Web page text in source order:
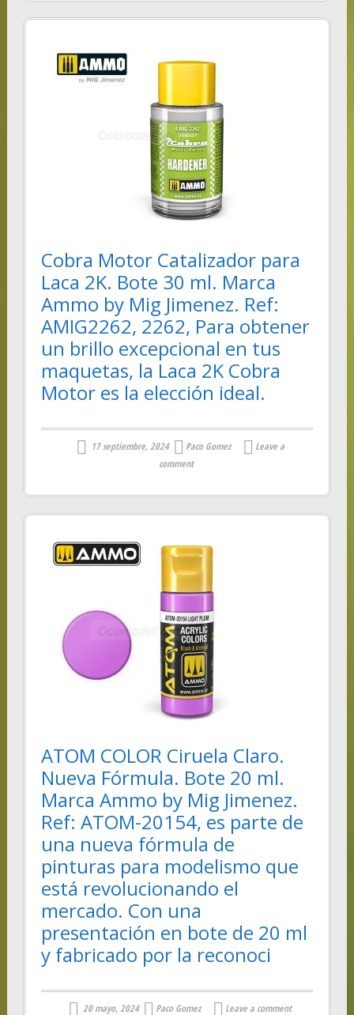
Cobra Motor Catalizador para
Laca 2K. Bote 30 ml. Marca
Ammo by Mig Jimenez. Ref:
AMIG2262, 2262, Para obtener
un brillo excepcional en tus
maquetas, la Laca 2K Cobra
Motor es la elección ideal.
17 septiembre, 2024 Paco Gomez
Leave a
comment
ATOM COLOR Ciruela Claro.
Nueva Fórmula. Bote 20 ml.
Marca Ammo by Mig Jimenez.
Ref: ATOM-20154, es parte de
una nueva fórmula de
pinturas para modelismo que
está revolucionando el
mercado. Con una
presentación en bote de 20 ml
y fabricado por la reconoci
20 mayo, 2024 Paco Gomez Leave a comment